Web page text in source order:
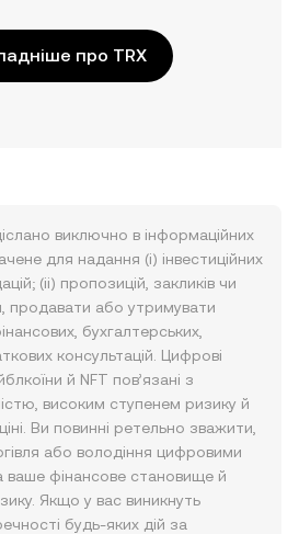
про TRX
виключно в інформаційних
для надання (i) інвестиційних
(ii) пропозицій, закликів чи
продавати або утримувати
бухгалтерських,
консультацій. Цифрові
й NFT пов’язані з
високим ступенем ризику й
Ви повинні ретельно зважити,
або володіння цифровими
ваше фінансове становище й
Якщо у вас виникнуть
будь-яких дій за